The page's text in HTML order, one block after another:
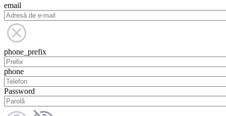
email
phone_prefix
phone
Password